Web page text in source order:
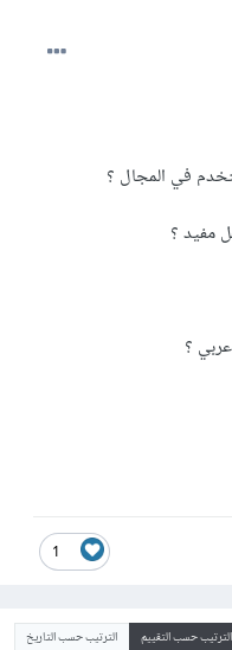
في المجال ؟
مفيد ؟
؟
1
الترتيب حسب التقييم الترتيب حسب التاريخ